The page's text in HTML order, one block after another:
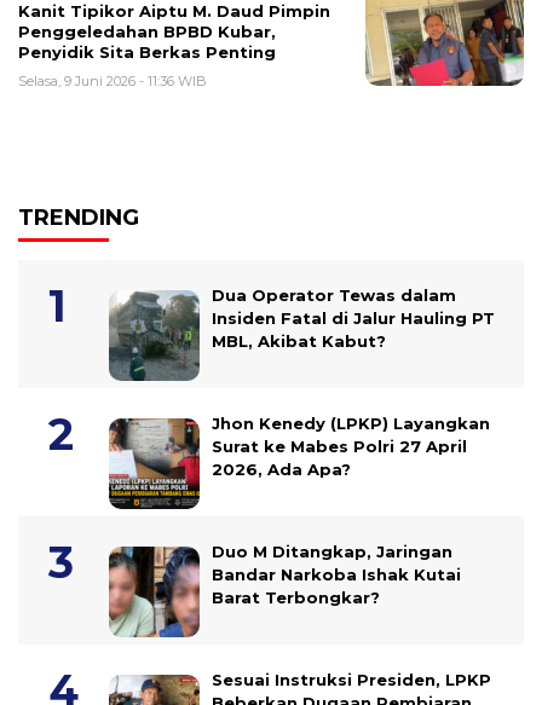
Kanit Tipikor Aiptu M. Daud Pimpin
Penggeledahan BPBD Kubar,
Penyidik Sita Berkas Penting
Selasa, 9 Juni 2026 - 11:36 WIB
TRENDING
Dua Operator Tewas dalam
Insiden Fatal di Jalur Hauling PT
MBL, Akibat Kabut?
Jhon Kenedy (LPKP) Layangkan
Surat ke Mabes Polri 27 April
2026, Ada Apa?
Duo M Ditangkap, Jaringan
Bandar Narkoba Ishak Kutai
Barat Terbongkar?
Sesuai Instruksi Presiden, LPKP